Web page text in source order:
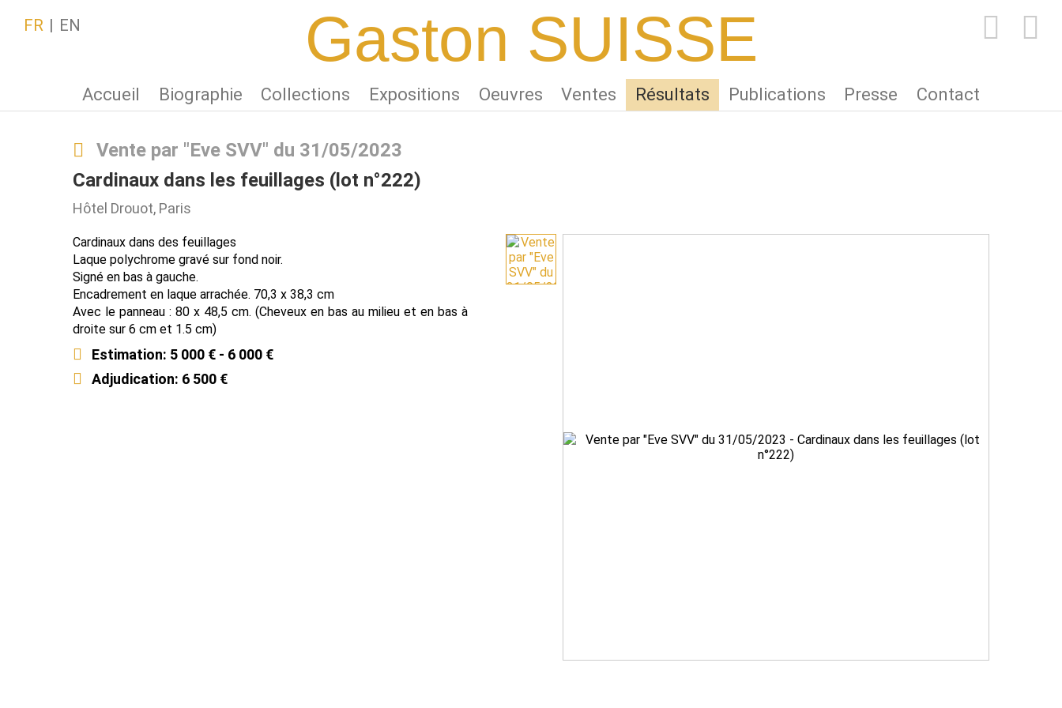
Gaston SUISSE
Accueil Biographie Collections Expositions Oeuvres Ventes Résultats Publications Presse Contact
FR EN
Vente par "Eve SVV" du 31/05/2023
Cardinaux dans les feuillages (lot n°222)
Hôtel Drouot, Paris
Cardinaux dans des feuillages
Laque polychrome gravé sur fond noir.
Signé en bas à gauche.
Encadrement en laque arrachée. 70,3 x 38,3 cm
Avec le panneau : 80 x 48,5 cm. (Cheveux en bas au milieu et en bas à
droite sur 6 cm et 1.5 cm)
Estimation: 5 000 € - 6 000 €
Adjudication: 6 500 €